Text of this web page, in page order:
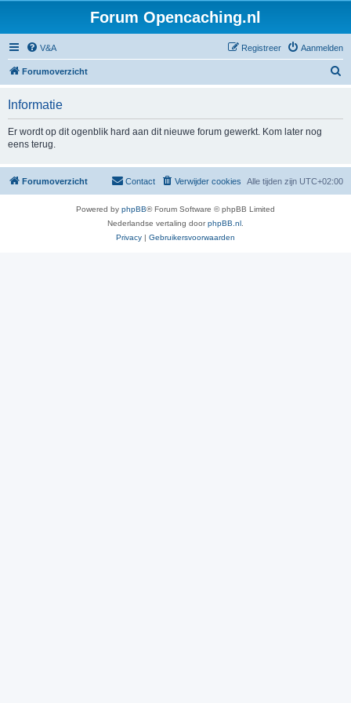
Forum Opencaching.nl
V&A Aanmelden
Registreer
Forumoverzicht
Informatie
Er wordt op dit ogenblik hard aan dit nieuwe forum gewerkt. Kom later nog
eens terug.
Forumoverzicht Alle tijden zijn UTC+02:00
Verwijder cookies
Contact
Powered by phpBB® Forum Software © phpBB Limited
Nederlandse vertaling doorphpBB.nl
Privacy | Gebruikersvoorwaarden